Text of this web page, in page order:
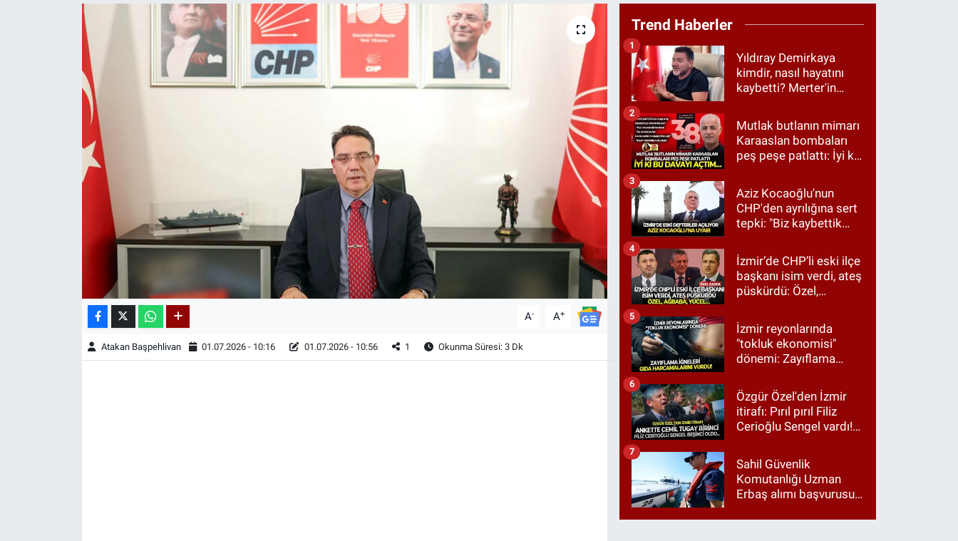
A- A+
Atakan Başpehlivan 01.07.2026 - 10:16 01.07.2026 - 10:56 1 Okunma Süresi: 3 Dk
Trend Haberler
Yıldıray Demirkaya
kimdir, nasıl hayatını
kaybetti? Merter'in
mesajı
1
Mutlak butlanın mimarı
Karaaslan bombaları
peş peşe patlattı: İyi ki
2
Aziz Kocaoğlu'nun
CHP'den ayrılığına sert
tepki: "Biz kaybettik
etmedik"
3
İzmir’de CHP’li eski ilçe
başkanı isim verdi, ateş
püskürdü: Özel,
4
İzmir reyonlarında
"tokluk ekonomisi"
dönemi: Zayıflama
harcamalarını vurdu!
5
Özgür Özel'den İzmir
itirafı: Pırıl pırıl Filiz
Cerioğlu Sengel vardı!
Tugay birinci çıktı
6
Sahil Güvenlik
Komutanlığı Uzman
Erbaş alımı başvurusu
başvuru şartları neler?
7